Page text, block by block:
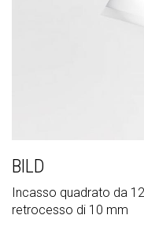
BILD
Incasso quadrato da
retrocesso di 10 mm